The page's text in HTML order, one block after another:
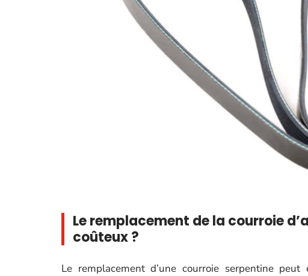
Le remplacement de la courroie
coûteux ?
Le remplacement d’une courroie serpentine